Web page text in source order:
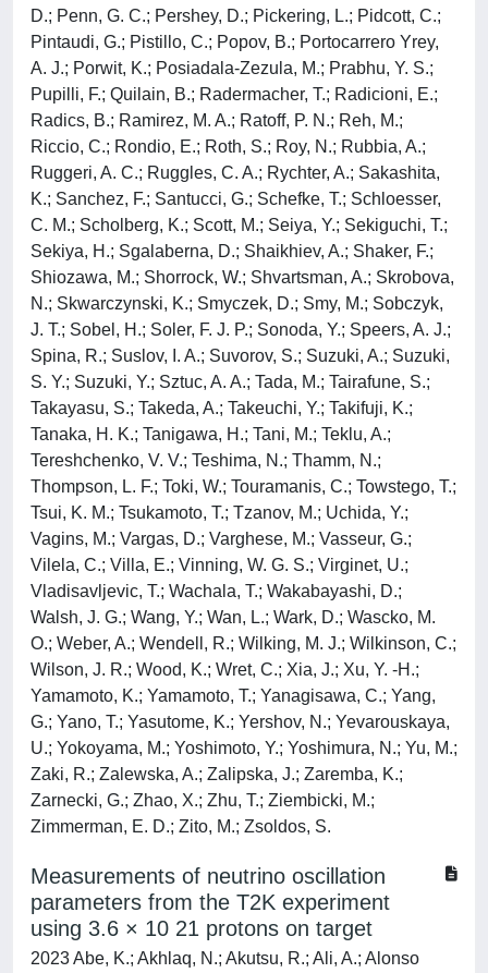
D.; Penn, G. C.; Pershey, D.; Pickering, L.; Pidcott, C.;
Pintaudi, G.; Pistillo, C.; Popov, B.; Portocarrero Yrey,
A. J.; Porwit, K.; Posiadala-Zezula, M.; Prabhu, Y. S.;
Pupilli, F.; Quilain, B.; Radermacher, T.; Radicioni, E.;
Radics, B.; Ramirez, M. A.; Ratoff, P. N.; Reh, M.;
Riccio, C.; Rondio, E.; Roth, S.; Roy, N.; Rubbia, A.;
Ruggeri, A. C.; Ruggles, C. A.; Rychter, A.; Sakashita,
K.; Sanchez, F.; Santucci, G.; Schefke, T.; Schloesser,
C. M.; Scholberg, K.; Scott, M.; Seiya, Y.; Sekiguchi, T.;
Sekiya, H.; Sgalaberna, D.; Shaikhiev, A.; Shaker, F.;
Shiozawa, M.; Shorrock, W.; Shvartsman, A.; Skrobova,
N.; Skwarczynski, K.; Smyczek, D.; Smy, M.; Sobczyk,
J. T.; Sobel, H.; Soler, F. J. P.; Sonoda, Y.; Speers, A. J.;
Spina, R.; Suslov, I. A.; Suvorov, S.; Suzuki, A.; Suzuki,
S. Y.; Suzuki, Y.; Sztuc, A. A.; Tada, M.; Tairafune, S.;
Takayasu, S.; Takeda, A.; Takeuchi, Y.; Takifuji, K.;
Tanaka, H. K.; Tanigawa, H.; Tani, M.; Teklu, A.;
Tereshchenko, V. V.; Teshima, N.; Thamm, N.;
Thompson, L. F.; Toki, W.; Touramanis, C.; Towstego, T.;
Tsui, K. M.; Tsukamoto, T.; Tzanov, M.; Uchida, Y.;
Vagins, M.; Vargas, D.; Varghese, M.; Vasseur, G.;
Vilela, C.; Villa, E.; Vinning, W. G. S.; Virginet, U.;
Vladisavljevic, T.; Wachala, T.; Wakabayashi, D.;
Walsh, J. G.; Wang, Y.; Wan, L.; Wark, D.; Wascko, M.
O.; Weber, A.; Wendell, R.; Wilking, M. J.; Wilkinson, C.;
Wilson, J. R.; Wood, K.; Wret, C.; Xia, J.; Xu, Y. -H.;
Yamamoto, K.; Yamamoto, T.; Yanagisawa, C.; Yang,
G.; Yano, T.; Yasutome, K.; Yershov, N.; Yevarouskaya,
U.; Yokoyama, M.; Yoshimoto, Y.; Yoshimura, N.; Yu, M.;
Zaki, R.; Zalewska, A.; Zalipska, J.; Zaremba, K.;
Zarnecki, G.; Zhao, X.; Zhu, T.; Ziembicki, M.;
Zimmerman, E. D.; Zito, M.; Zsoldos, S.
Measurements of neutrino oscillation
parameters from the T2K experiment
using 3.6 × 10 21 protons on target
2023 Abe, K.; Akhlaq, N.; Akutsu, R.; Ali, A.; Alonso